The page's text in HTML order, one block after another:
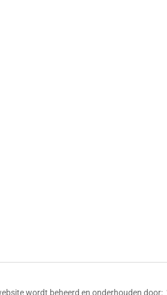
wordt beheerd en onderhouden door: